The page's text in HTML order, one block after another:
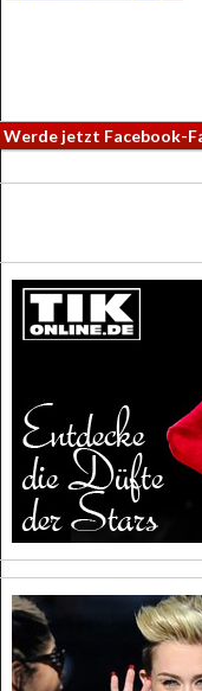
Werde jetzt Facebook-